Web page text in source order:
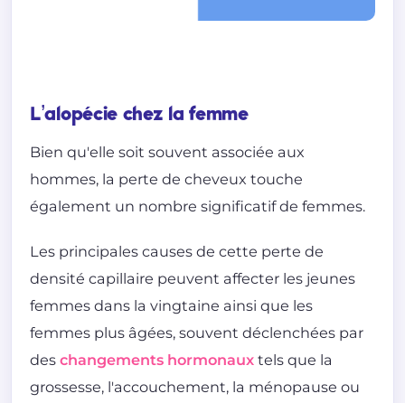
L’alopécie chez la femme
Bien qu'elle soit souvent associée aux
hommes, la perte de cheveux touche
également un nombre significatif de femmes.
Les principales causes de cette perte de
densité capillaire peuvent affecter les jeunes
femmes dans la vingtaine ainsi que les
femmes plus âgées, souvent déclenchées par
des changements hormonaux tels que la
grossesse, l'accouchement, la ménopause ou